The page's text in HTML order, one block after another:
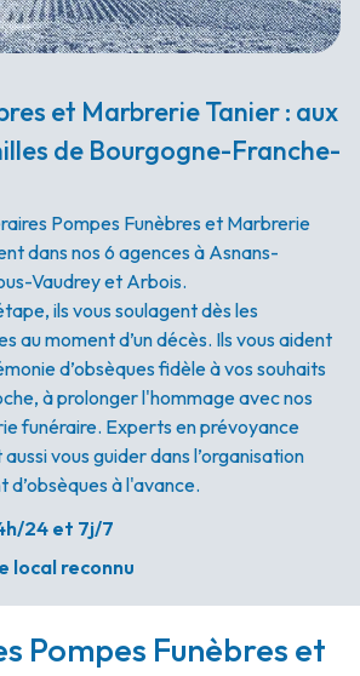
et Marbrerie Tanier : aux
de Bourgogne-Franche-
Pompes Funèbres et Marbrerie
dans nos 6 agences à Asnans-
Vaudrey et Arbois.
ils vous soulagent dès les
au moment d’un décès. Ils vous aident
d’obsèques fidèle à vos souhaits
à prolonger l'hommage avec nos
funéraire. Experts en prévoyance
vous guider dans l’organisation
à l'avance.
24 et 7j/7
local reconnu
Pompes Funèbres et